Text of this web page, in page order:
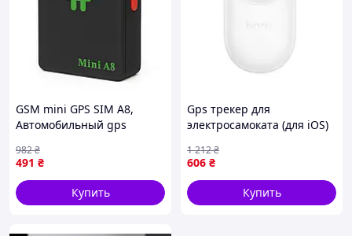
GSM mini GPS SIM А8,
Автомобильный gps
вашего автомобиля для
людей XJ-91
491 ₴
982₴
Купить
Gps трекер для
электросамоката (для iOS)
Мини маячок слежения за
человеком, FRC
606 ₴
1 212₴
Купить